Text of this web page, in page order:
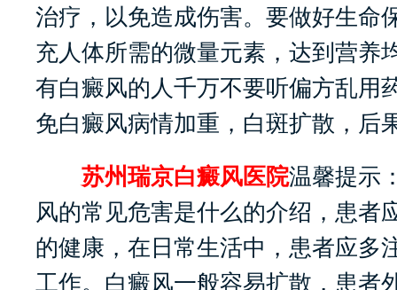
治疗，以免造成伤害。要做好生命
充人体所需的微量元素，达到营养
有白癜风的人千万不要听偏方乱用
免白癜风病情加重，白斑扩散，后
苏州瑞京白癜风医院温馨提示
风的常见危害是什么的介绍，患者
的健康，在日常生活中，患者应多
工作。白癜风一般容易扩散，患者